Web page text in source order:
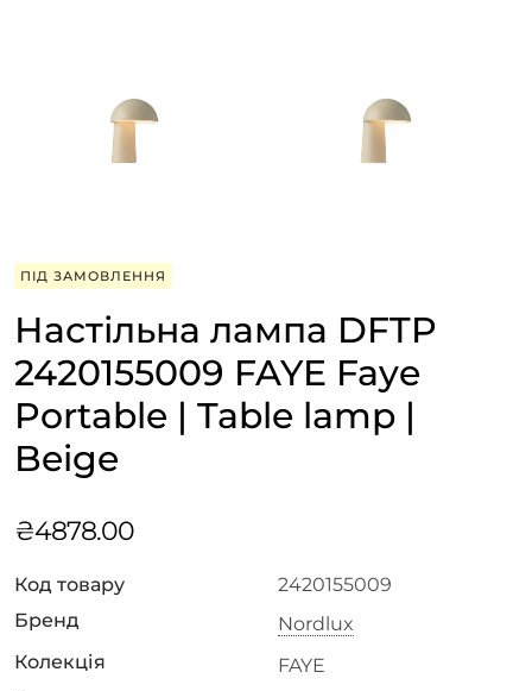
ПІД ЗАМОВЛЕННЯ
Настільна лампа DFTP
2420155009 FAYE Faye
Portable | Table lamp |
Beige
₴4878.00
Код товару
2420155009
Бренд
Nordlux
Колекція
FAYE